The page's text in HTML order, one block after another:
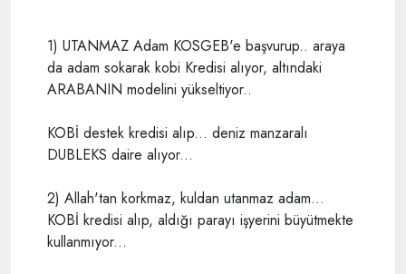
1) UTANMAZ Adam KOSGEB'e başvurup.. araya
da adam sokarak kobi Kredisi alıyor, altındaki
ARABANIN modelini yükseltiyor..
KOBİ destek kredisi alıp... deniz manzaralı
DUBLEKS daire alıyor...
2) Allah'tan korkmaz, kuldan utanmaz adam...
KOBİ kredisi alıp, aldığı parayı işyerini büyütmekte
kullanmıyor...